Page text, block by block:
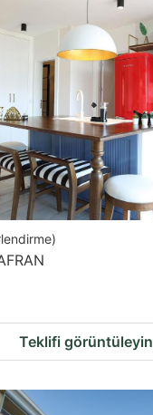
)
Teklifi görüntüleyin